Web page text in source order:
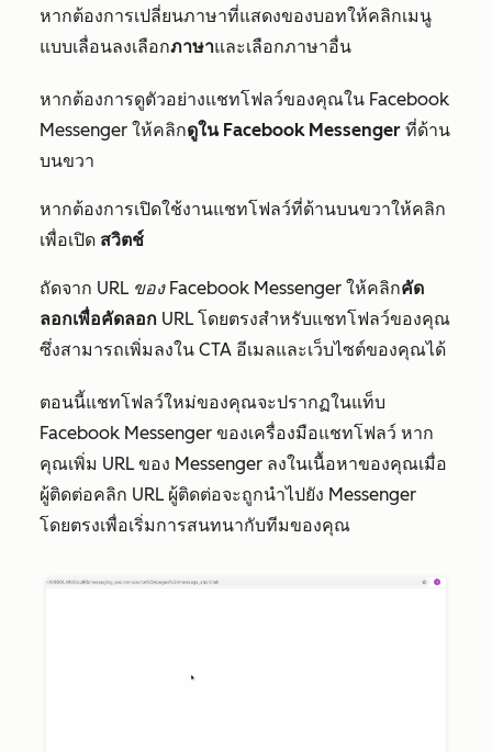
หากต้องการเปลี่ยนภาษาที่แสดงของบอทให้คลิกเมนู
แบบเลื่อนลงเลือกภาษาและเลือกภาษาอื่น
หากต้องการดูตัวอย่างแชทโฟลว์ของคุณใน Facebook
Messenger ให้คลิกดูใน Facebook Messenger ที่ด้าน
บนขวา
หากต้องการเปิดใช้งานแชทโฟลว์ที่ด้านบนขวาให้คลิก
เพื่อเปิด สวิตช์
ถัดจาก URL ของ Facebook Messenger ให้คลิกคัด
ลอกเพื่อคัดลอก URL โดยตรงสำหรับแชทโฟลว์ของคุณ
ซึ่งสามารถเพิ่มลงใน CTA อีเมลและเว็บไซต์ของคุณได้
ตอนนี้แชทโฟลว์ใหม่ของคุณจะปรากฏในแท็บ
Facebook Messenger ของเครื่องมือแชทโฟลว์ หาก
คุณเพิ่ม URL ของ Messenger ลงในเนื้อหาของคุณเมื่อ
ผู้ติดต่อคลิก URL ผู้ติดต่อจะถูกนำไปยัง Messenger
โดยตรงเพื่อเริ่มการสนทนากับทีมของคุณ